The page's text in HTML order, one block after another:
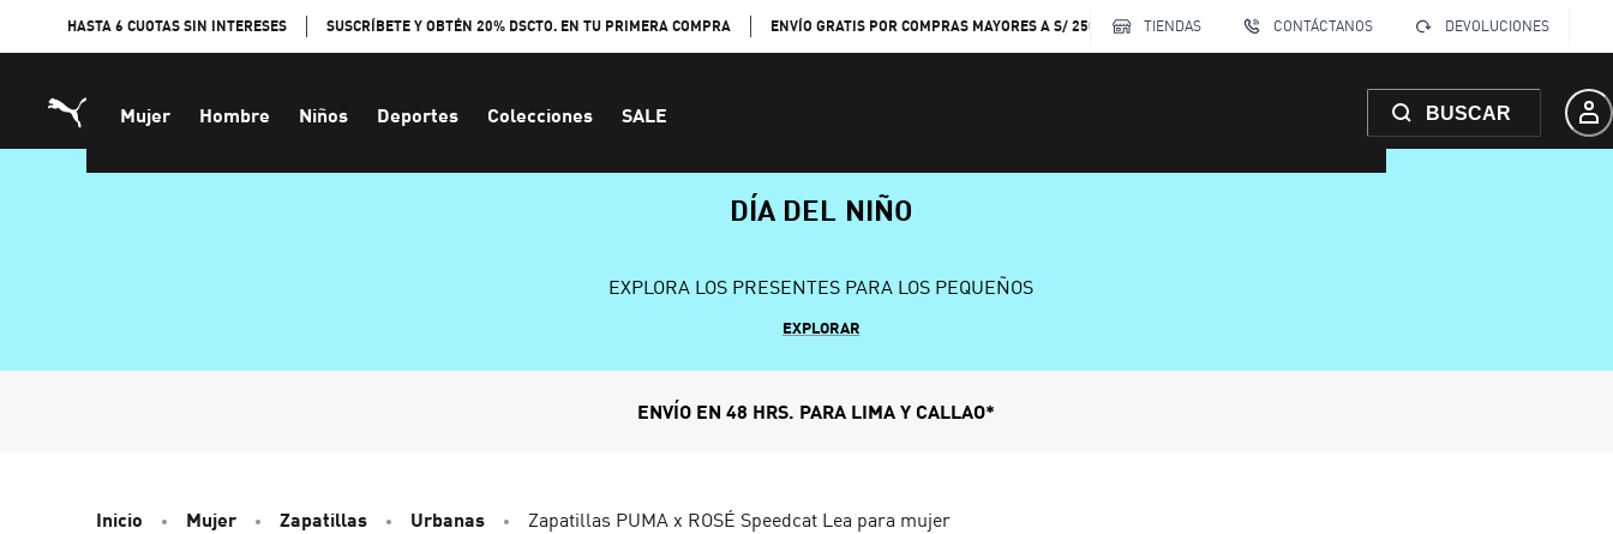
HASTA 6 CUOTAS SIN INTERESES SUSCRÍBETE Y OBTÉN 20% DSCTO. EN TU PRIMERA COMPRA ENVÍO GRATIS POR COMPRAS MAYORES A S/ 250 TIENDAS CONTÁCTANOS DEVOLUCIONES
Mujer Hombre Niños Deportes Colecciones SALE BUSCAR
DÍA DEL NIÑO
EXPLORA LOS PRESENTES PARA LOS PEQUEÑOS
EXPLORAR
ENVÍO EN 48 HRS. PARA LIMA Y CALLAO*
Inicio Mujer Zapatillas Urbanas Zapatillas PUMA x ROSÉ Speedcat Lea para mujer